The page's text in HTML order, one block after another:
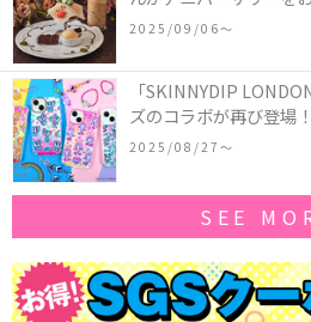
ーキアクセサリー」が
「かぼちゃのオバケー
2025/09/06〜
「SKINNYDIP
ズのコラボが再び登場
作コレクションを発売♪
2025/08/27〜
SEE